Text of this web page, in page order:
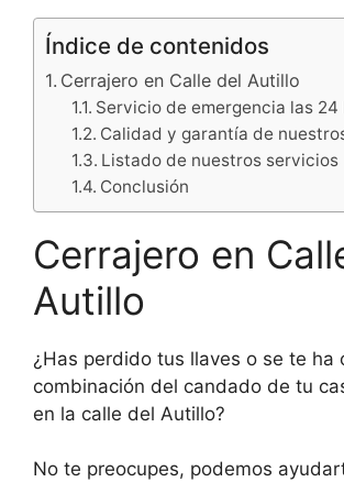
Índice de contenidos
Cerrajero en Calle del Autillo
Servicio de emergencia las 24
Calidad y garantía de
Listado de nuestros servicios
Conclusión
Cerrajero en
Autillo
¿Has perdido tus llaves o se te ha
combinación del candado de tu
en la calle del Autillo?
No te preocupes, podemos